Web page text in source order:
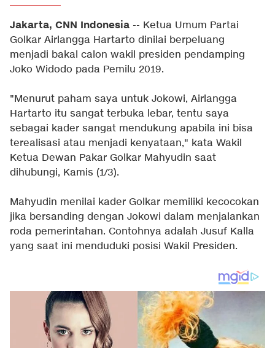
Jakarta, CNN Indonesia -- Ketua Umum Partai
Golkar Airlangga Hartarto dinilai berpeluang
menjadi bakal calon wakil presiden pendamping
Joko Widodo pada Pemilu 2019.
"Menurut paham saya untuk Jokowi, Airlangga
Hartarto itu sangat terbuka lebar, tentu saya
sebagai kader sangat mendukung apabila ini bisa
terealisasi atau menjadi kenyataan," kata Wakil
Ketua Dewan Pakar Golkar Mahyudin saat
dihubungi, Kamis (1/3).
Mahyudin menilai kader Golkar memiliki kecocokan
jika bersanding dengan Jokowi dalam menjalankan
roda pemerintahan. Contohnya adalah Jusuf Kalla
yang saat ini menduduki posisi Wakil Presiden.